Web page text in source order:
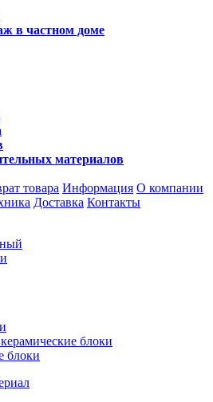
в частном доме
материалов
товара Информация О компании
Доставка Контакты
блоки
блоки